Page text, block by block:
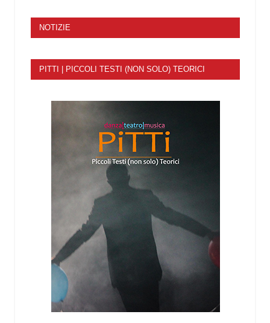
NOTIZIE
PITTI | PICCOLI TESTI (NON SOLO) TEORICI